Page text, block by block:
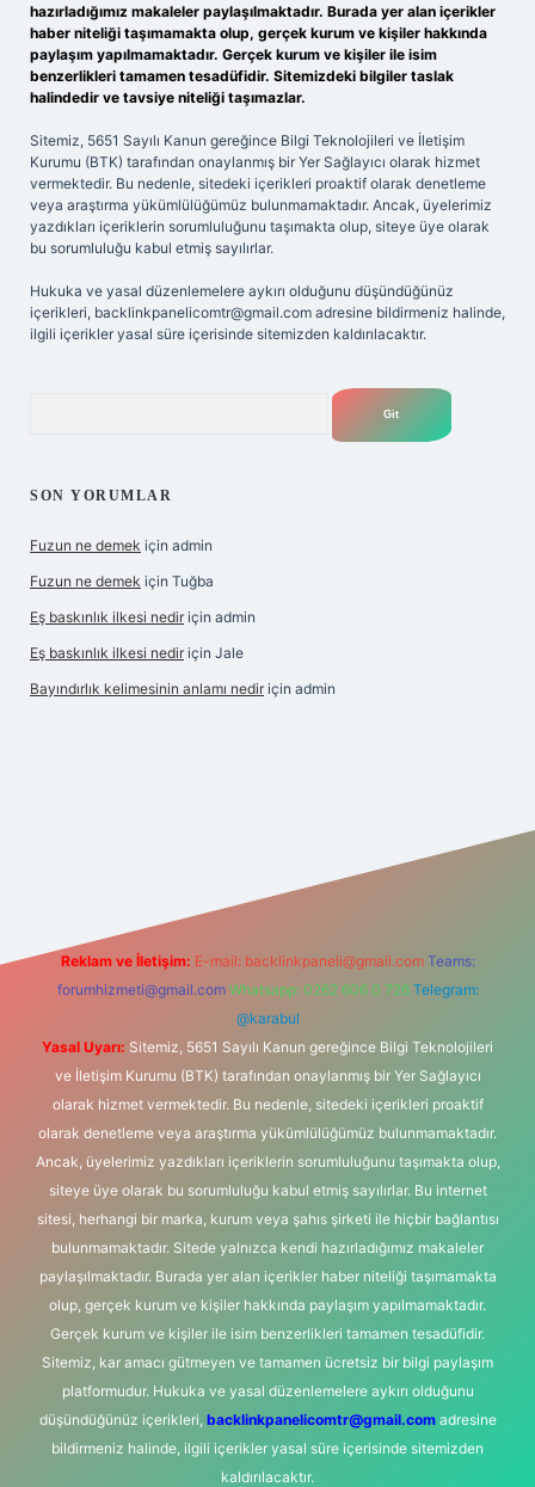
hazırladığımız makaleler paylaşılmaktadır. Burada yer alan içerikler
haber niteliği taşımamakta olup, gerçek kurum ve kişiler hakkında
paylaşım yapılmamaktadır. Gerçek kurum ve kişiler ile isim
benzerlikleri tamamen tesadüfidir. Sitemizdeki bilgiler taslak
halindedir ve tavsiye niteliği taşımazlar.
Sitemiz, 5651 Sayılı Kanun gereğince Bilgi Teknolojileri ve İletişim
Kurumu (BTK) tarafından onaylanmış bir Yer Sağlayıcı olarak hizmet
vermektedir. Bu nedenle, sitedeki içerikleri proaktif olarak denetleme
veya araştırma yükümlülüğümüz bulunmamaktadır. Ancak, üyelerimiz
yazdıkları içeriklerin sorumluluğunu taşımakta olup, siteye üye olarak
bu sorumluluğu kabul etmiş sayılırlar.
Hukuka ve yasal düzenlemelere aykırı olduğunu düşündüğünüz
içerikleri, backlinkpanelicomtr@gmail.com adresine bildirmeniz halinde,
ilgili içerikler yasal süre içerisinde sitemizden kaldırılacaktır.
SON YORUMLAR
Fuzun ne demek için admin
Fuzun ne demek için Tuğba
Eş baskınlık ilkesi nedir için admin
Eş baskınlık ilkesi nedir için Jale
Bayındırlık kelimesinin anlamı nedir için admin
Reklam ve İletişim: E-mail: backlinkpaneli@gmail.com Teams:
forumhizmeti@gmail.com Whatsapp: 0262 606 0 726 Telegram:
@karabul
Yasal Uyarı: Sitemiz, 5651 Sayılı Kanun gereğince Bilgi Teknolojileri
ve İletişim Kurumu (BTK) tarafından onaylanmış bir Yer Sağlayıcı
olarak hizmet vermektedir. Bu nedenle, sitedeki içerikleri proaktif
olarak denetleme veya araştırma yükümlülüğümüz bulunmamaktadır.
Ancak, üyelerimiz yazdıkları içeriklerin sorumluluğunu taşımakta olup,
siteye üye olarak bu sorumluluğu kabul etmiş sayılırlar. Bu internet
sitesi, herhangi bir marka, kurum veya şahıs şirketi ile hiçbir bağlantısı
bulunmamaktadır. Sitede yalnızca kendi hazırladığımız makaleler
paylaşılmaktadır. Burada yer alan içerikler haber niteliği taşımamakta
olup, gerçek kurum ve kişiler hakkında paylaşım yapılmamaktadır.
Gerçek kurum ve kişiler ile isim benzerlikleri tamamen tesadüfidir.
Sitemiz, kar amacı gütmeyen ve tamamen ücretsiz bir bilgi paylaşım
platformudur. Hukuka ve yasal düzenlemelere aykırı olduğunu
düşündüğünüz içerikleri, backlinkpanelicomtr@gmail.comadresine
bildirmeniz halinde, ilgili içerikler yasal süre içerisinde sitemizden
kaldırılacaktır.